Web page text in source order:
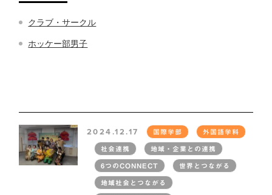
クラブ・サークル
ホッケー部男子
2024.12.17 国際学部 外国語学科
社会連携 地域・企業との連携
6つのCONNECT 世界とつながる
地域社会とつながる